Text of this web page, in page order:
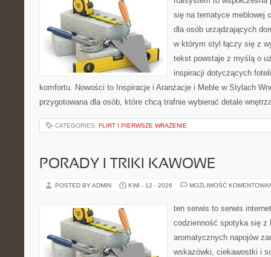
się na tematyce meblowej
dla osób urządzających
w którym styl łączy się z
tekst powstaje z myślą o
inspiracji dotyczących
komfortu. Nowości to Inspiracje i Aranżacje i Meble w Stylach
przygotowana dla osób, które chcą trafnie wybierać detale
CATEGORIES: FLIRT I PIERWSZE WRAŻENIE
PORADY I TRIKI KAWOWE
POSTED BY ADMIN KWI - 12 - 2026 MOŻLIWOŚĆ
ten serwis to serwis
codzienność spotyka się z
aromatycznych napojów
wskazówki, ciekawostki i